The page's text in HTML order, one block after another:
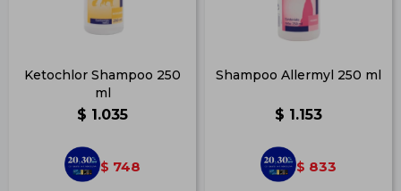
Ketochlor Shampoo 250
ml
$ 1.035
$ 748
Shampoo Allermyl 250 ml
$ 1.153
$ 833